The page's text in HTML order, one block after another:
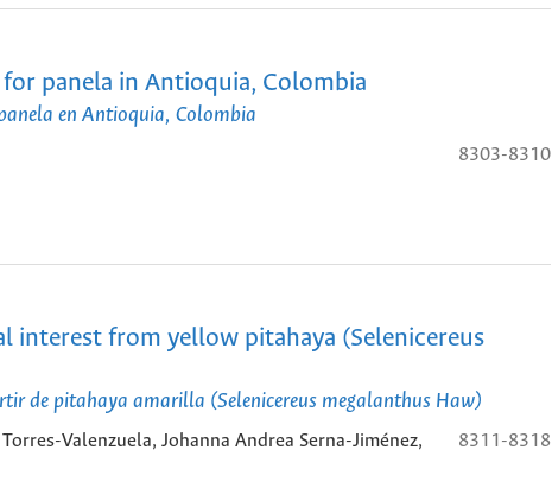
panela in Antioquia, Colombia
en Antioquia, Colombia
8303-8310
from yellow pitahaya (Selenicereus
de pitahaya amarilla (Selenicereus megalanthus Haw)
Valenzuela, Johanna Andrea Serna-Jiménez,
8311-8318